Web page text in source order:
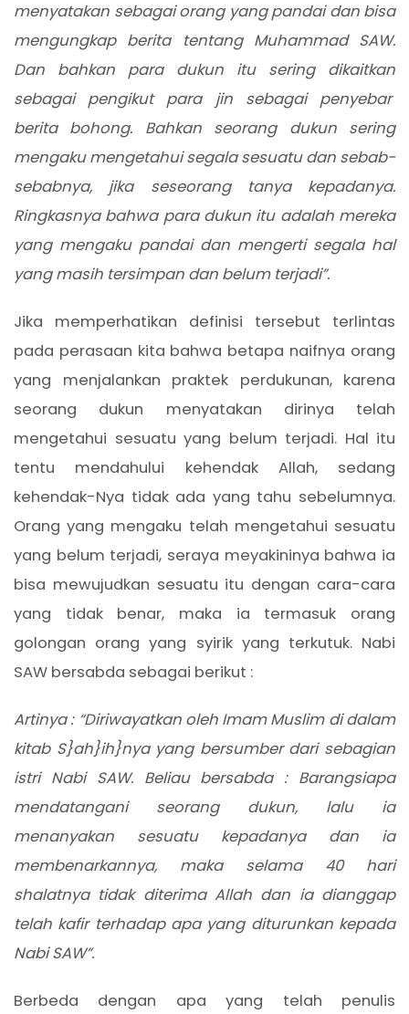
menyatakan sebagai orang yang pandai dan bisa
mengungkap berita tentang Muhammad SAW.
Dan bahkan para dukun itu sering dikaitkan
sebagai pengikut para jin sebagai penyebar
berita bohong. Bahkan seorang dukun sering
mengaku mengetahui segala sesuatu dan sebab-
sebabnya, jika seseorang tanya kepadanya.
Ringkasnya bahwa para dukun itu adalah mereka
yang mengaku pandai dan mengerti segala hal
yang masih tersimpan dan belum terjadi”.
Jika memperhatikan definisi tersebut terlintas
pada perasaan kita bahwa betapa naifnya orang
yang menjalankan praktek perdukunan, karena
seorang dukun menyatakan dirinya telah
mengetahui sesuatu yang belum terjadi. Hal itu
tentu mendahului kehendak Allah, sedang
kehendak-Nya tidak ada yang tahu sebelumnya.
Orang yang mengaku telah mengetahui sesuatu
yang belum terjadi, seraya meyakininya bahwa ia
bisa mewujudkan sesuatu itu dengan cara-cara
yang tidak benar, maka ia termasuk orang
golongan orang yang syirik yang terkutuk. Nabi
SAW bersabda sebagai berikut :
Artinya : “Diriwayatkan oleh Imam Muslim di dalam
kitab S}ah}ih}nya yang bersumber dari sebagian
istri Nabi SAW. Beliau bersabda : Barangsiapa
mendatangani seorang dukun, lalu ia
menanyakan sesuatu kepadanya dan ia
membenarkannya, maka selama 40 hari
shalatnya tidak diterima Allah dan ia dianggap
telah kafir terhadap apa yang diturunkan kepada
Nabi SAW”.
Berbeda dengan apa yang telah penulis